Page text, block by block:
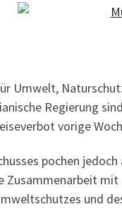
Umwelt,
Regierung
vorige
pochen
Zusammenarbeit
und